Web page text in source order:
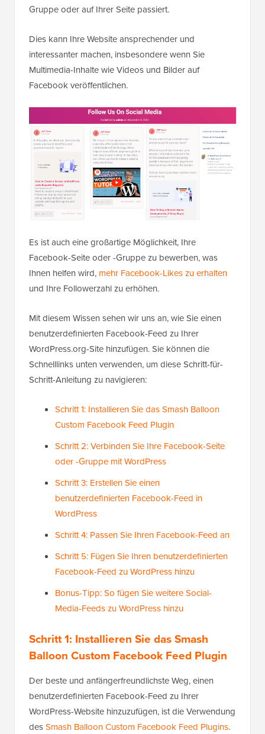
Gruppe oder auf Ihrer Seite passiert.
Dies kann Ihre Website ansprechender und
interessanter machen, insbesondere wenn Sie
Multimedia-Inhalte wie Videos und Bilder auf
Facebook veröffentlichen.
Es ist auch eine großartige Möglichkeit, Ihre
Facebook-Seite oder -Gruppe zu bewerben, was
Ihnen helfen wird, mehr Facebook-Likes zu erhalten
und Ihre Followerzahl zu erhöhen.
Mit diesem Wissen sehen wir uns an, wie Sie einen
benutzerdefinierten Facebook-Feed zu Ihrer
WordPress.org-Site hinzufügen. Sie können die
Schnelllinks unten verwenden, um diese Schritt-für-
Schritt-Anleitung zu navigieren:
Schritt 1: Installieren Sie das Smash Balloon
Custom Facebook Feed Plugin
Schritt 2: Verbinden Sie Ihre Facebook-Seite
oder -Gruppe mit WordPress
Schritt 3: Erstellen Sie einen
benutzerdefinierten Facebook-Feed in
WordPress
Schritt 4: Passen Sie Ihren Facebook-Feed an
Schritt 5: Fügen Sie Ihren benutzerdefinierten
Facebook-Feed zu WordPress hinzu
Bonus-Tipp: So fügen Sie weitere Social-
Media-Feeds zu WordPress hinzu
Schritt 1: Installieren Sie das Smash
Balloon Custom Facebook Feed Plugin
Der beste und anfängerfreundlichste Weg, einen
benutzerdefinierten Facebook-Feed zu Ihrer
WordPress-Website hinzuzufügen, ist die Verwendung
desSmash Balloon Custom Facebook Feed Plugins.